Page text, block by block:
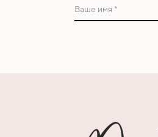
Ваше имя *